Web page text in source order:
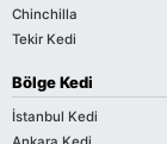
Chinchilla
Tekir Kedi
Bölge Kedi
İstanbul Kedi